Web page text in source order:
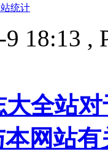
统计
18:13 ,
大全站
网站